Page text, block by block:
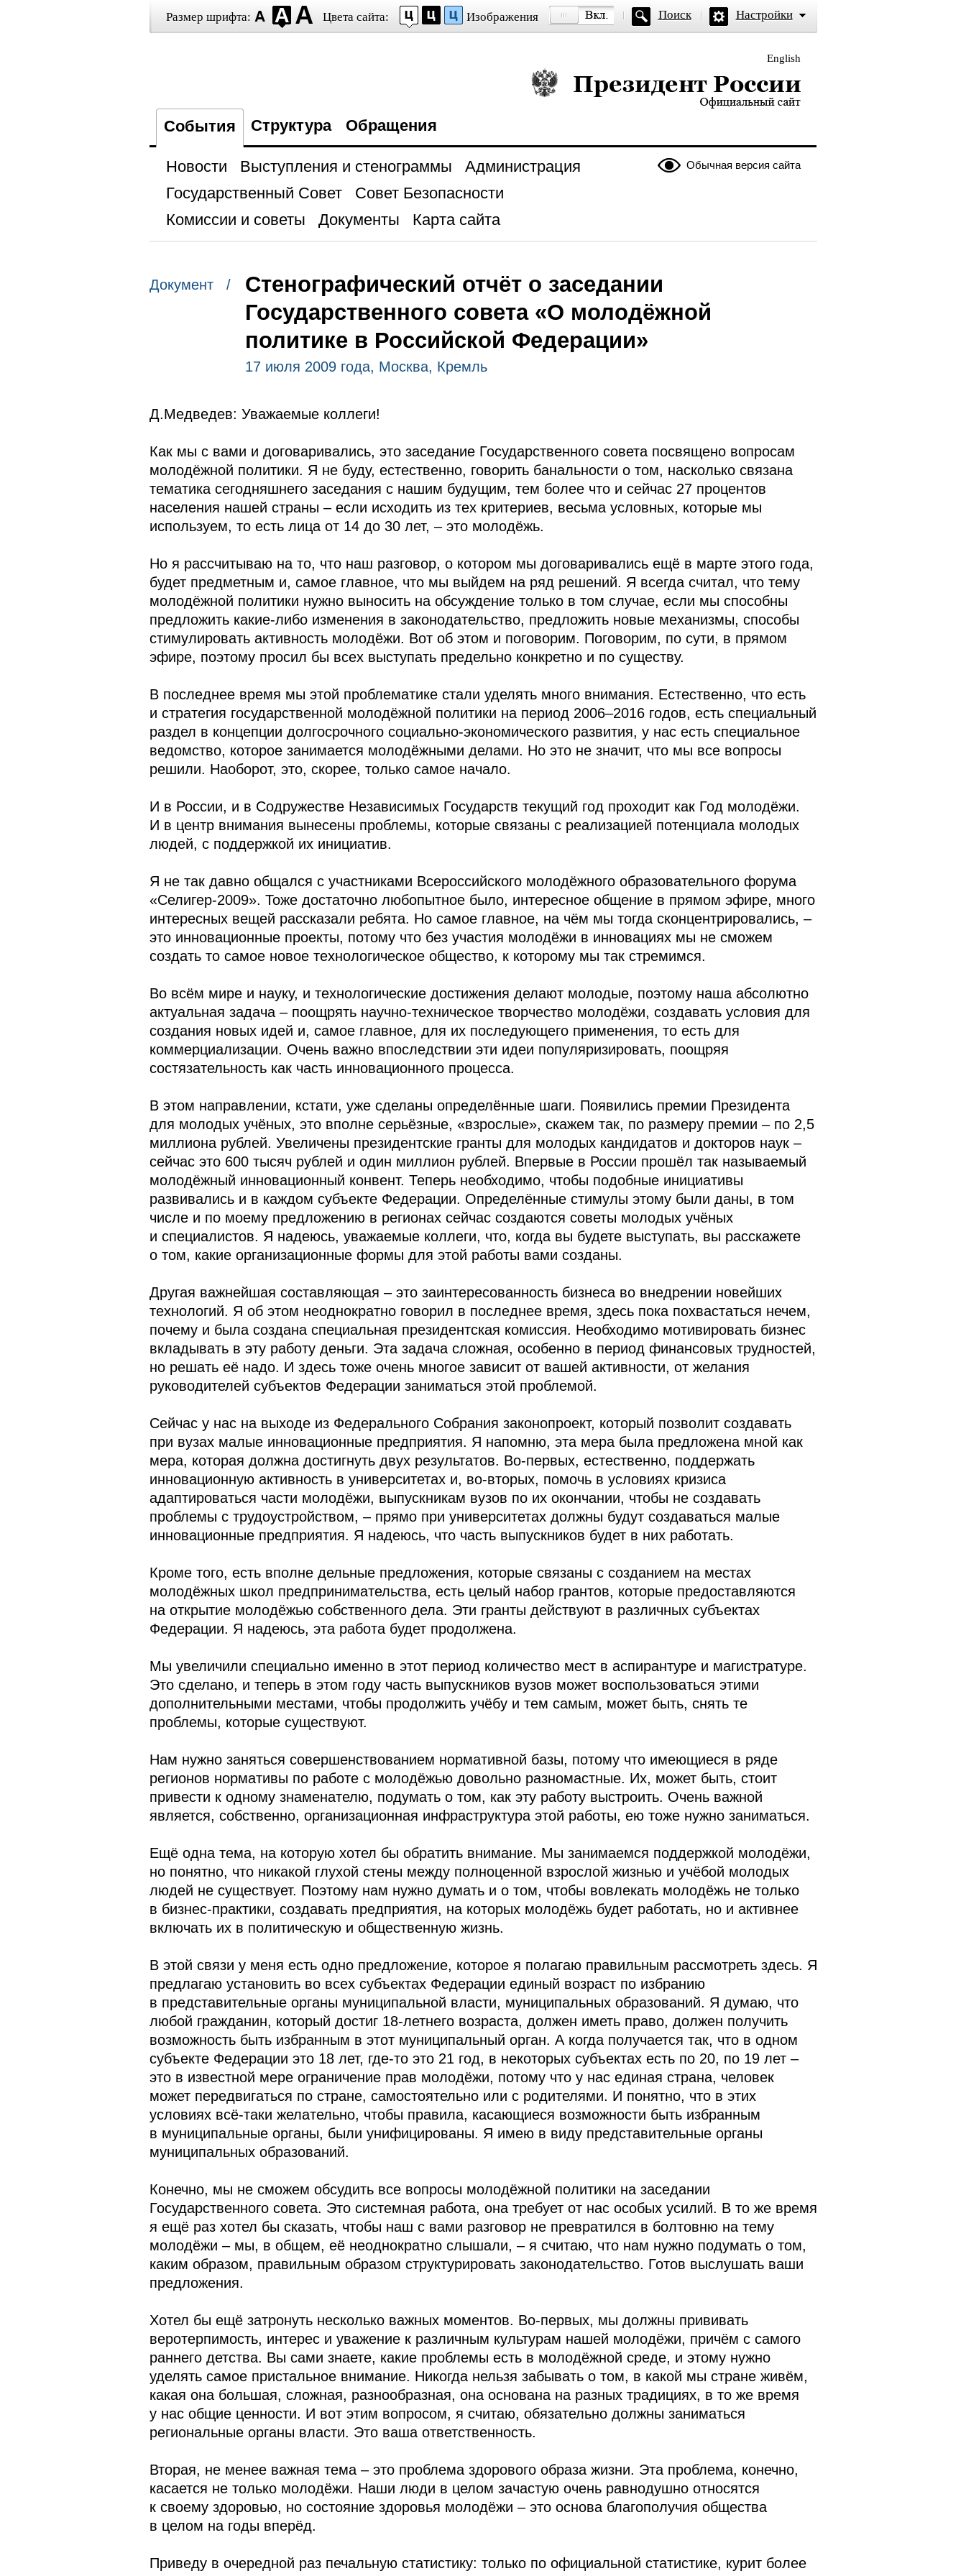
Размер шрифта: Цвета сайта: Изображения Поиск Настройки
English
Президент России — официальный сайт
События Структура Обращения
Обычная версия сайта
Новости Выступления и стенограммы
Администрация
Государственный Совет
Совет Безопасности
Комиссии и советы
Документы Карта сайта
Документ /
Стенографический отчёт о заседании
Государственного совета «О молодёжной
политике в Российской Федерации»
17 июля 2009 года, Москва, Кремль
Д.Медведев: Уважаемые коллеги!
Как мы с вами и договаривались, это заседание Государственного совета посвящено вопросам
молодёжной политики. Я не буду, естественно, говорить банальности о том, насколько связана
тематика сегодняшнего заседания с нашим будущим, тем более что и сейчас 27 процентов
населения нашей страны – если исходить из тех критериев, весьма условных, которые мы
используем, то есть лица от 14 до 30 лет, – это молодёжь.
Но я рассчитываю на то, что наш разговор, о котором мы договаривались ещё в марте этого года,
будет предметным и, самое главное, что мы выйдем на ряд решений. Я всегда считал, что тему
молодёжной политики нужно выносить на обсуждение только в том случае, если мы способны
предложить какие‑либо изменения в законодательство, предложить новые механизмы, способы
стимулировать активность молодёжи. Вот об этом и поговорим. Поговорим, по сути, в прямом
эфире, поэтому просил бы всех выступать предельно конкретно и по существу.
В последнее время мы этой проблематике стали уделять много внимания. Естественно, что есть
и стратегия государственной молодёжной политики на период 2006–2016 годов, есть специальный
раздел в концепции долгосрочного социально-экономического развития, у нас есть специальное
ведомство, которое занимается молодёжными делами. Но это не значит, что мы все вопросы
решили. Наоборот, это, скорее, только самое начало.
И в России, и в Содружестве Независимых Государств текущий год проходит как Год молодёжи.
И в центр внимания вынесены проблемы, которые связаны с реализацией потенциала молодых
людей, с поддержкой их инициатив.
Я не так давно общался с участниками Всероссийского молодёжного образовательного форума
«Селигер-2009». Тоже достаточно любопытное было, интересное общение в прямом эфире, много
интересных вещей рассказали ребята. Но самое главное, на чём мы тогда сконцентрировались, –
это инновационные проекты, потому что без участия молодёжи в инновациях мы не сможем
создать то самое новое технологическое общество, к которому мы так стремимся.
Во всём мире и науку, и технологические достижения делают молодые, поэтому наша абсолютно
актуальная задача – поощрять научно-техническое творчество молодёжи, создавать условия для
создания новых идей и, самое главное, для их последующего применения, то есть для
коммерциализации. Очень важно впоследствии эти идеи популяризировать, поощряя
состязательность как часть инновационного процесса.
В этом направлении, кстати, уже сделаны определённые шаги. Появились премии Президента
для молодых учёных, это вполне серьёзные, «взрослые», скажем так, по размеру премии – по 2,5
миллиона рублей. Увеличены президентские гранты для молодых кандидатов и докторов наук –
сейчас это 600 тысяч рублей и один миллион рублей. Впервые в России прошёл так называемый
молодёжный инновационный конвент. Теперь необходимо, чтобы подобные инициативы
развивались и в каждом субъекте Федерации. Определённые стимулы этому были даны, в том
числе и по моему предложению в регионах сейчас создаются советы молодых учёных
и специалистов. Я надеюсь, уважаемые коллеги, что, когда вы будете выступать, вы расскажете
о том, какие организационные формы для этой работы вами созданы.
Другая важнейшая составляющая – это заинтересованность бизнеса во внедрении новейших
технологий. Я об этом неоднократно говорил в последнее время, здесь пока похвастаться нечем,
почему и была создана специальная президентская комиссия. Необходимо мотивировать бизнес
вкладывать в эту работу деньги. Эта задача сложная, особенно в период финансовых трудностей,
но решать её надо. И здесь тоже очень многое зависит от вашей активности, от желания
руководителей субъектов Федерации заниматься этой проблемой.
Сейчас у нас на выходе из Федерального Собрания законопроект, который позволит создавать
при вузах малые инновационные предприятия. Я напомню, эта мера была предложена мной как
мера, которая должна достигнуть двух результатов. Во‑первых, естественно, поддержать
инновационную активность в университетах и, во‑вторых, помочь в условиях кризиса
адаптироваться части молодёжи, выпускникам вузов по их окончании, чтобы не создавать
проблемы с трудоустройством, – прямо при университетах должны будут создаваться малые
инновационные предприятия. Я надеюсь, что часть выпускников будет в них работать.
Кроме того, есть вполне дельные предложения, которые связаны с созданием на местах
молодёжных школ предпринимательства, есть целый набор грантов, которые предоставляются
на открытие молодёжью собственного дела. Эти гранты действуют в различных субъектах
Федерации. Я надеюсь, эта работа будет продолжена.
Мы увеличили специально именно в этот период количество мест в аспирантуре и магистратуре.
Это сделано, и теперь в этом году часть выпускников вузов может воспользоваться этими
дополнительными местами, чтобы продолжить учёбу и тем самым, может быть, снять те
проблемы, которые существуют.
Нам нужно заняться совершенствованием нормативной базы, потому что имеющиеся в ряде
регионов нормативы по работе с молодёжью довольно разномастные. Их, может быть, стоит
привести к одному знаменателю, подумать о том, как эту работу выстроить. Очень важной
является, собственно, организационная инфраструктура этой работы, ею тоже нужно заниматься.
Ещё одна тема, на которую хотел бы обратить внимание. Мы занимаемся поддержкой молодёжи,
но понятно, что никакой глухой стены между полноценной взрослой жизнью и учёбой молодых
людей не существует. Поэтому нам нужно думать и о том, чтобы вовлекать молодёжь не только
в бизнес-практики, создавать предприятия, на которых молодёжь будет работать, но и активнее
включать их в политическую и общественную жизнь.
В этой связи у меня есть одно предложение, которое я полагаю правильным рассмотреть здесь. Я
предлагаю установить во всех субъектах Федерации единый возраст по избранию
в представительные органы муниципальной власти, муниципальных образований. Я думаю, что
любой гражданин, который достиг 18-летнего возраста, должен иметь право, должен получить
возможность быть избранным в этот муниципальный орган. А когда получается так, что в одном
субъекте Федерации это 18 лет, где‑то это 21 год, в некоторых субъектах есть по 20, по 19 лет –
это в известной мере ограничение прав молодёжи, потому что у нас единая страна, человек
может передвигаться по стране, самостоятельно или с родителями. И понятно, что в этих
условиях всё‑таки желательно, чтобы правила, касающиеся возможности быть избранным
в муниципальные органы, были унифицированы. Я имею в виду представительные органы
муниципальных образований.
Конечно, мы не сможем обсудить все вопросы молодёжной политики на заседании
Государственного совета. Это системная работа, она требует от нас особых усилий. В то же время
я ещё раз хотел бы сказать, чтобы наш с вами разговор не превратился в болтовню на тему
молодёжи – мы, в общем, её неоднократно слышали, – я считаю, что нам нужно подумать о том,
каким образом, правильным образом структурировать законодательство. Готов выслушать ваши
предложения.
Хотел бы ещё затронуть несколько важных моментов. Во‑первых, мы должны прививать
веротерпимость, интерес и уважение к различным культурам нашей молодёжи, причём с самого
раннего детства. Вы сами знаете, какие проблемы есть в молодёжной среде, и этому нужно
уделять самое пристальное внимание. Никогда нельзя забывать о том, в какой мы стране живём,
какая она большая, сложная, разнообразная, она основана на разных традициях, в то же время
у нас общие ценности. И вот этим вопросом, я считаю, обязательно должны заниматься
региональные органы власти. Это ваша ответственность.
Вторая, не менее важная тема – это проблема здорового образа жизни. Эта проблема, конечно,
касается не только молодёжи. Наши люди в целом зачастую очень равнодушно относятся
к своему здоровью, но состояние здоровья молодёжи – это основа благополучия общества
в целом на годы вперёд.
Приведу в очередной раз печальную статистику: только по официальной статистике, курит более